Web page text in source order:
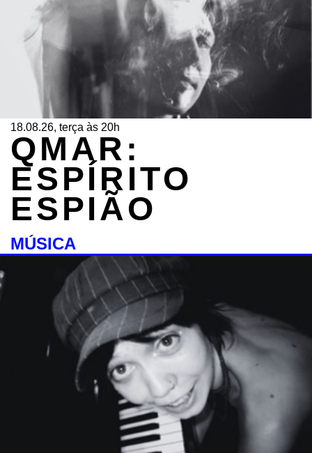
18.08.26, terça às 20h
QMAR:
ESPÍRITO
ESPIÃO
MÚSICA